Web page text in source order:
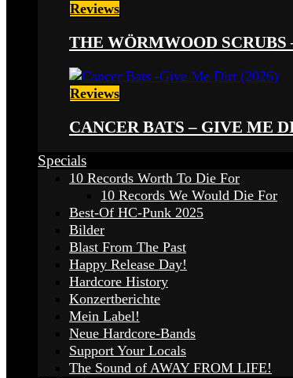
Reviews
THE WÖRMWOOD
Reviews
CANCER BATS – GIVE ME
Specials
10 Records Worth To Die For
10 Records We Would Die For
Best-Of HC-Punk 2025
Bilder
Blast From The Past
Happy Release Day!
Hardcore History
Konzertberichte
Mein Label!
Neue Hardcore-Bands
Support Your Locals
The Sound of AWAY FROM LIFE!